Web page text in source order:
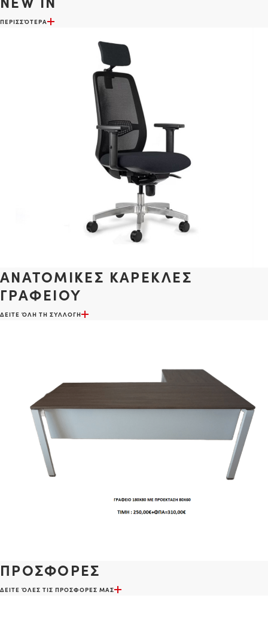
ΠΕΡΙΣΣΌΤΕΡΑ
ΑΝΑΤΟΜΙΚΕΣ ΚΑΡΕΚΛΕΣ
ΓΡΑΦΕΙΟΥ
ΔΕΙΤΕ ΌΛΗ ΤΗ ΣΥΛΛΟΓΗ
ΠΡΟΣΦΟΡΕΣ
ΔΕΙΤΕ ΌΛΕΣ ΤΙΣ ΠΡΟΣΦΟΡΕΣ ΜΑΣ